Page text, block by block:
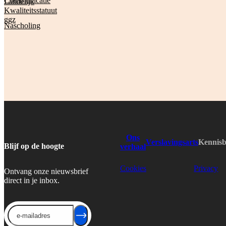
Kwaliteitsstatuut
ggz
Nascholing
Blijf op de hoogte
Ontvang onze nieuwsbrief
direct in je inbox.
Ons
verhaal
Verslavingsarts
Cookies Privacy